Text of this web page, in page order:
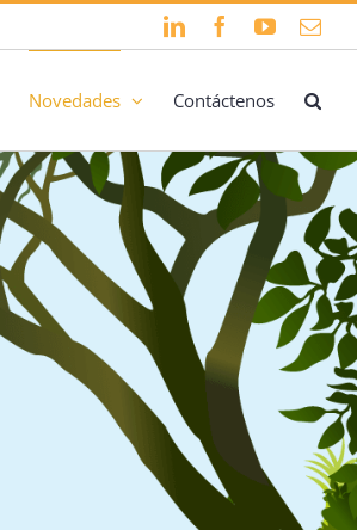
LinkedInFacebook
YouTube
Novedades Contáctenos